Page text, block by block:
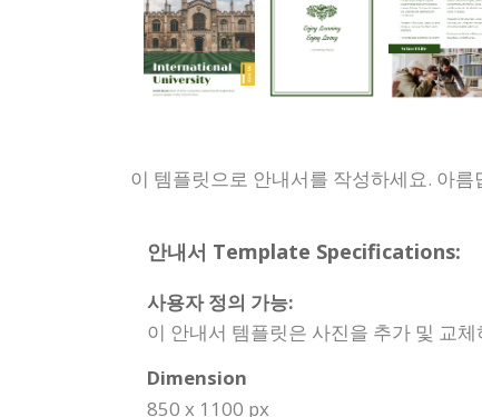
이 템플릿으로 안내서를 작성하세요. 아
안내서 Template Specifications:
사용자 정의 가능:
이 안내서 템플릿은 사진을 추가 및 교
Dimension
850 x 1100 px